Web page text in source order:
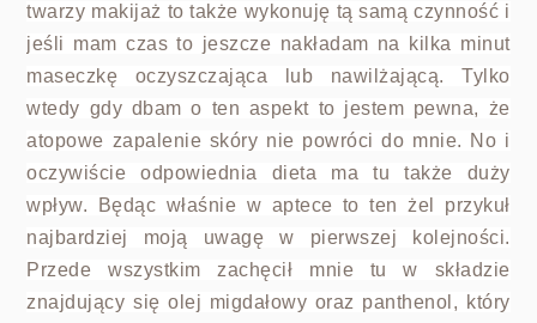
twarzy makijaż to także wykonuję tą samą czynność i
jeśli mam czas to jeszcze nakładam na kilka minut
maseczkę oczyszczająca lub nawilżającą. Tylko
wtedy gdy dbam o ten aspekt to jestem pewna, że
atopowe zapalenie skóry nie powróci do mnie. No i
oczywiście odpowiednia dieta ma tu także duży
wpływ. Będąc właśnie w aptece to ten żel przykuł
najbardziej moją uwagę w pierwszej kolejności.
Przede wszystkim zachęcił mnie tu w składzie
znajdujący się olej migdałowy oraz panthenol, który